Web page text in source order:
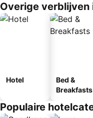
Overige verblijven
Hotel
Bed &
Breakfasts
Populaire